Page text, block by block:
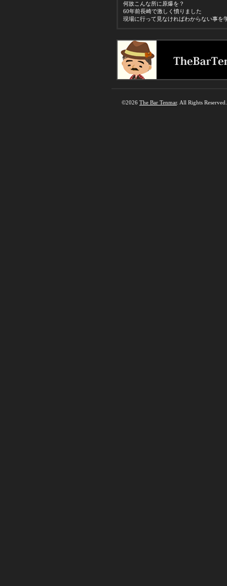
何故こんな所に原爆を？
60年前長崎で激しく憤りました
現場に行って見なければわからない事を
©2026 The Bar Tenmar. All Rights Reserved.